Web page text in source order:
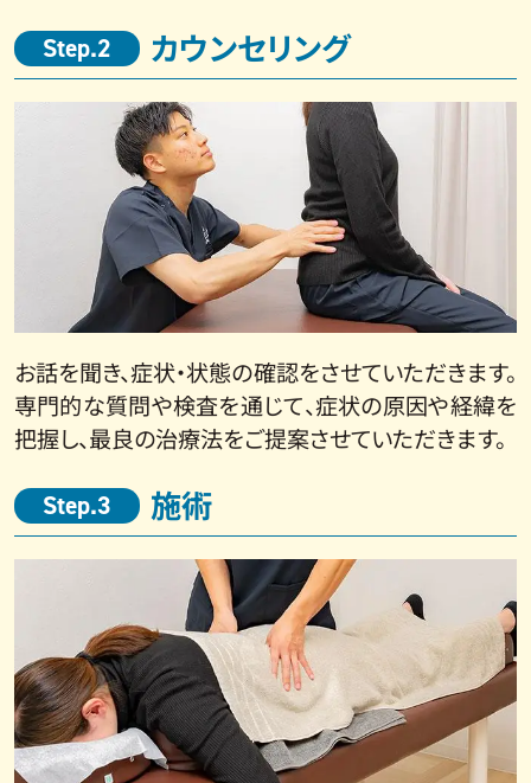
Step.2 カウンセリング
お話を聞き、症状・状態の確認をさせていただきます。
専門的な質問や検査を通じて、症状の原因や経緯を
把握し、最良の治療法をご提案させていただきます。
Step.3 施術